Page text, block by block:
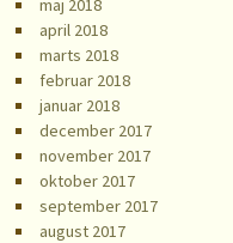
maj 2018
april 2018
marts 2018
februar 2018
januar 2018
december 2017
november 2017
oktober 2017
september 2017
august 2017